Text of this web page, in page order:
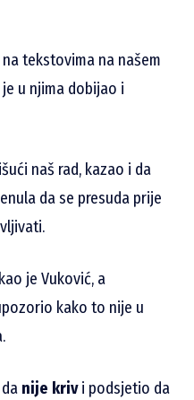
tekstovima na našem
u njima dobijao i
naš rad, kazao i da
da se presuda prije
je Vuković, a
kako to nije u
nije krivi podsjetio da